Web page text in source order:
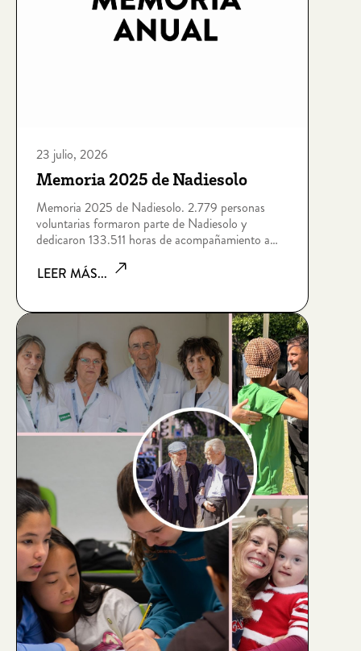
23 julio, 2026
Memoria 2025 de Nadiesolo
Memoria 2025 de Nadiesolo. 2.779 personas
voluntarias formaron parte de Nadiesolo y
dedicaron 133.511 horas de acompañamiento a
deseada por edad, enfermedad, dependencia,
LEER MÁS...